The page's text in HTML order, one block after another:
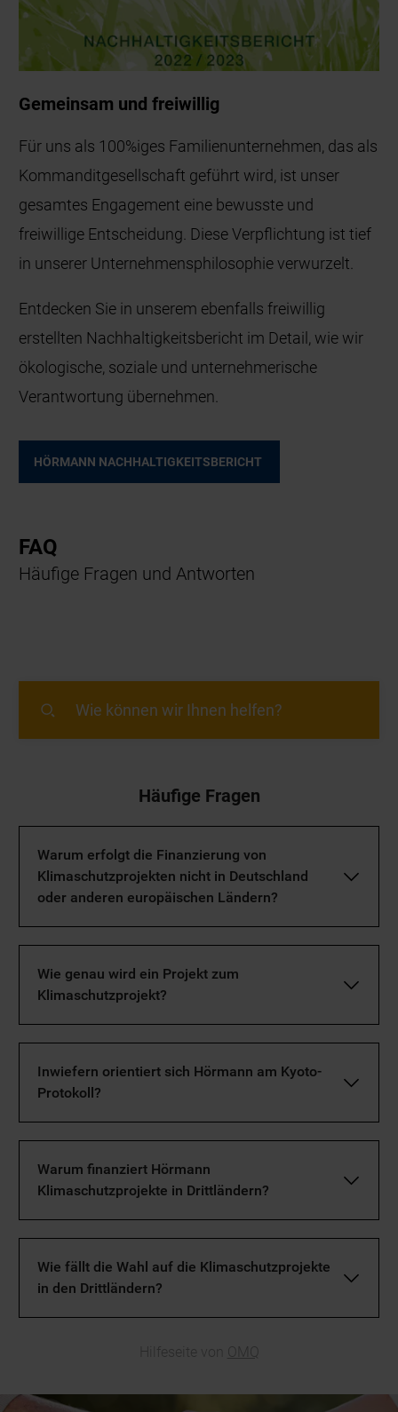
Gemeinsam und freiwillig
Für uns als 100%iges Familienunternehmen, das als
Kommanditgesellschaft geführt wird, ist unser
gesamtes Engagement eine bewusste und
freiwillige Entscheidung. Diese Verpflichtung ist tief
in unserer Unternehmensphilosophie verwurzelt.
Entdecken Sie in unserem ebenfalls freiwillig
erstellten Nachhaltigkeitsbericht im Detail, wie wir
ökologische, soziale und unternehmerische
Verantwortung übernehmen.
HÖRMANN NACHHALTIGKEITSBERICHT
FAQ
Häufige Fragen und Antworten
Häufige Fragen
Warum erfolgt die Finanzierung von
Klimaschutzprojekten nicht in Deutschland
oder anderen europäischen Ländern?
Wie genau wird ein Projekt zum
Klimaschutzprojekt?
Inwiefern orientiert sich Hörmann am Kyoto-
Protokoll?
Warum finanziert Hörmann
Klimaschutzprojekte in Drittländern?
Wie fällt die Wahl auf die Klimaschutzprojekte
in den Drittländern?
Hilfeseite von OMQ